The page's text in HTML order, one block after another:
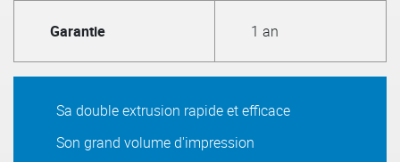
Garantie 1 an
Sa double extrusion rapide et efficace
Son grand volume d'impression